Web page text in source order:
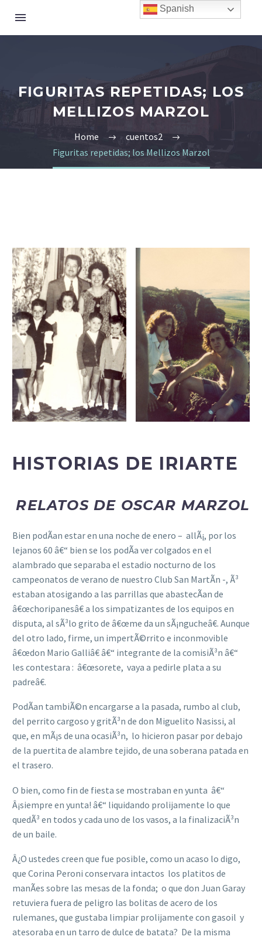
FIGURITAS REPETIDAS; LOS
MELLIZOS MARZOL
Home
cuentos2
Figuritas repetidas; los Mellizos Marzol
HISTORIAS DE IRIARTE
RELATOS DE OSCAR MARZOL
Bien podÃ­an estar en una noche de enero – allÃ¡, por los
lejanos 60 â€“ bien se los podÃ­a ver colgados en el
alambrado que separaba el estadio nocturno de los
campeonatos de verano de nuestro Club San MartÃ­n -, Ã³
estaban atosigando a las parrillas que abastecÃ­an de
â€œchoripanesâ€ a los simpatizantes de los equipos en
disputa, al sÃ³lo grito de â€œme da un sÃ¡ngucheâ€. Aunque
del otro lado, firme, un impertÃ©rrito e inconmovible
â€œdon Mario Galliâ€ â€“ integrante de la comisiÃ³n â€“
les contestara : â€œsorete, vaya a pedirle plata a su
padreâ€.
PodÃ­an tambiÃ©n encargarse a la pasada, rumbo al club,
del perrito cargoso y gritÃ³n de don Miguelito Nasissi, al
que, en mÃ¡s de una ocasiÃ³n, lo hicieron pasar por debajo
de la puertita de alambre tejido, de una soberana patada en
el trasero.
O bien, como fin de fiesta se mostraban en yunta â€“
Â¡siempre en yunta! â€“ liquidando prolijamente lo que
quedÃ³ en todos y cada uno de los vasos, a la finalizaciÃ³n
de un baile.
Â¿O ustedes creen que fue posible, como un acaso lo digo,
que Corina Peroni conservara intactos los platitos de
manÃ­es sobre las mesas de la fonda; o que don Juan Garay
retuviera fuera de peligro las bolitas de acero de los
rulemanes, que gustaba limpiar prolijamente con gasoil y
atesoraba en un tarro de dulce de batata? De la misma
Spanish